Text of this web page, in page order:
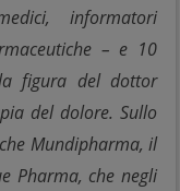
informatori
– e 10
figura del dottor
del dolore. Sullo
Mundipharma, il
Pharma, che negli